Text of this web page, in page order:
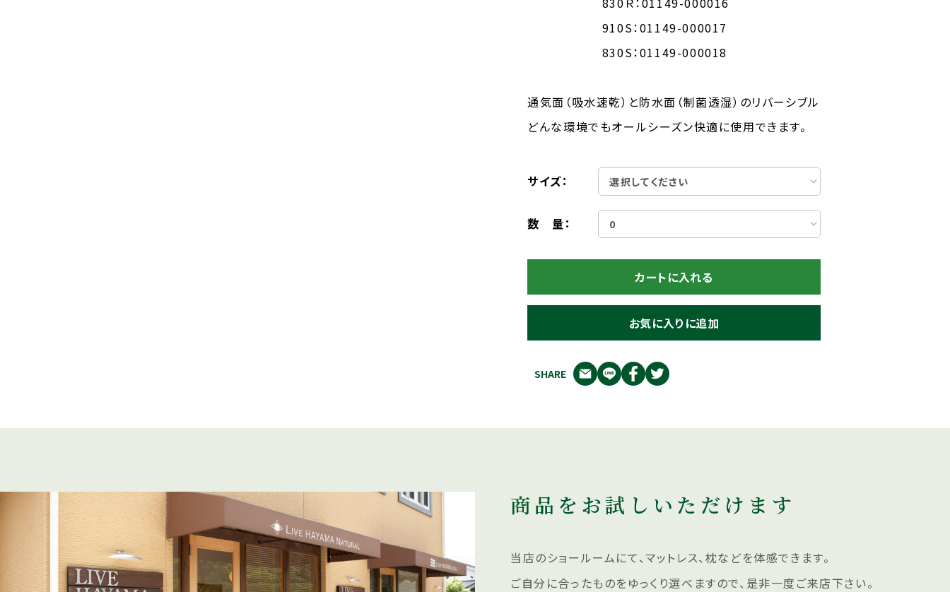
910S：01149-000017
830S：01149-000018
通気面（吸水速乾）と防水面（制菌透湿）のリバーシブル
どんな環境でもオールシーズン快適に使用できます。
サイズ：
数 量：
カートに入れる
お気に入りに追加
SHARE
商品をお試しいただけます
当店のショールームにて、マットレス、枕などを体感できます。
ご自分に合ったものをゆっくり選べますので、是非一度ご来店下さい。